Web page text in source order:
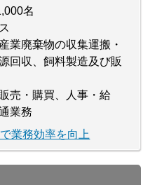
名
業廃棄物の収集運搬・
回収、飼料製造及び販
売・購買、人事・給
業務
業務効率を向上